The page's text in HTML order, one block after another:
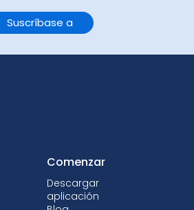
Comenzar
Descargar
aplicación